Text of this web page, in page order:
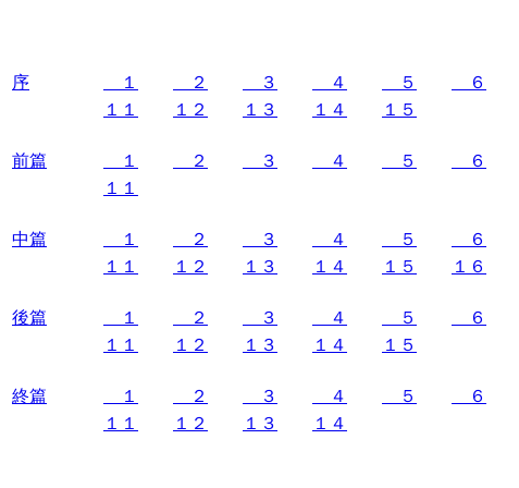
序 １ ２ ３ ４ ５ ６
１１
１２ １３ １４ １５
前篇 １ ２ ３ ４ ５ ６
１１
中篇 １ ２ ３ ４ ５ ６
１１
１２ １３ １４ １５ １６
後篇 １ ２ ３ ４ ５ ６
１１
１２ １３ １４ １５
終篇 １ ２ ３ ４ ５ ６
１１
１２ １３ １４